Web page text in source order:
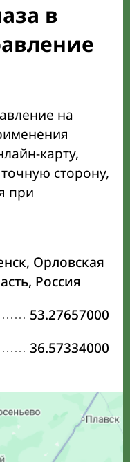
в
на
карту,
сторону,
при
Орловская
Россия
53.27657000
36.57334000